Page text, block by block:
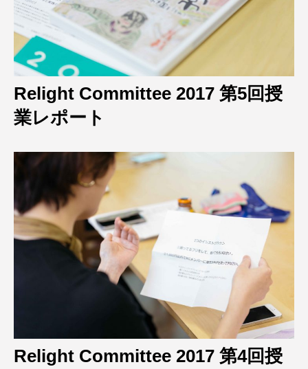
Relight Committee 2017 第5回授
業レポート
Relight Committee 2017 第4回授